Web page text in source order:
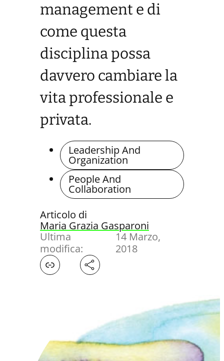
management e di
come questa
disciplina possa
davvero cambiare la
vita professionale e
privata.
Leadership And
Organization
People And
Collaboration
Articolo di
Maria Grazia Gasparoni
Ultima
modifica:
14 Marzo,
2018